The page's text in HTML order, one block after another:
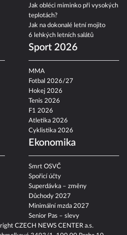
Jak obléci miminko při vysokých
teplotách?
Jak na dokonalé letní mojito
6 lehkých letních salátů
Sport 2026
MMA
Fotbal 2026/27
Hokej 2026
Tenis 2026
F1 2026
Atletika 2026
Cyklistika 2026
Ekonomika
Smrt OSVČ
Spořicí účty
Superdávka – změny
Důchody 2027
Minimální mzda 2027
Senior Pas – slevy
CZECH NEWS CENTER a.s.